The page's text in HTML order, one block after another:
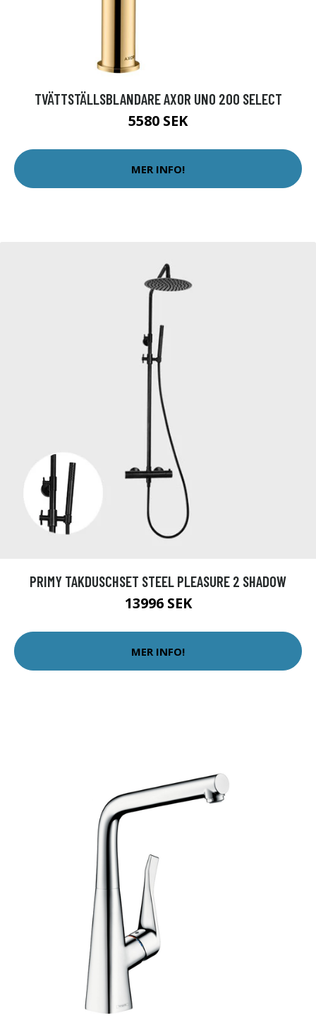
TVÄTTSTÄLLSBLANDARE AXOR UNO 200 SELECT
5580 SEK
MER INFO!
PRIMY TAKDUSCHSET STEEL PLEASURE 2 SHADOW
13996 SEK
MER INFO!